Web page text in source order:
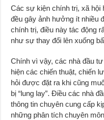
Các sự kiện chính trị, xã hội
đều gây ảnh hưởng ít nhiều
chính trị, điều này tác động
như sự thay đổi lên xuống
Chính vì vậy, các nhà đầu
hiện các chiến thuật, chiến
hỏi được đặt ra khi cũng
bị “lung lay”. Điều các nhà
thông tin chuyên cung cấp
những phân tích chuyên